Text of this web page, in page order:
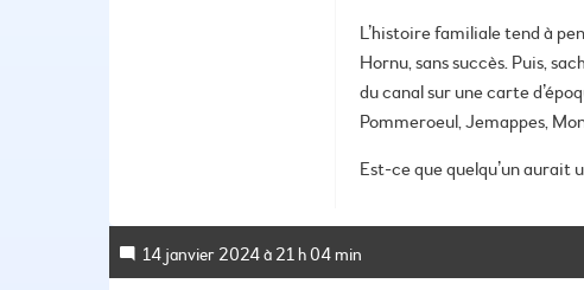
L’histoire familiale tend à
Hornu, sans succès. Puis,
du canal sur une carte
Pommeroeul, Jemappes,
Est-ce que quelqu’un aurait
14 janvier 2024 à 21 h 04 min